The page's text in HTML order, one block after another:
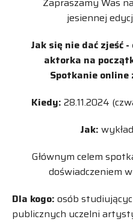
jesiennej
Jak się nie dać zjeść
aktorka na
Spotkanie online
Kiedy: 28.11.2024
Jak:
Głównym celem
doświadczeniem
Dla kogo: osób
publicznych uczelni